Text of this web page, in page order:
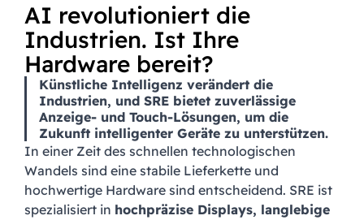
AI revolutioniert die
Industrien. Ist Ihre
Hardware bereit?
Künstliche Intelligenz verändert die
Industrien, und SRE bietet zuverlässige
Anzeige- und Touch-Lösungen, um die
Zukunft intelligenter Geräte zu unterstützen.
In einer Zeit des schnellen technologischen
Wandels sind eine stabile Lieferkette und
hochwertige Hardware sind entscheidend. SRE ist
spezialisiert in hochpräzise Displays, langlebige